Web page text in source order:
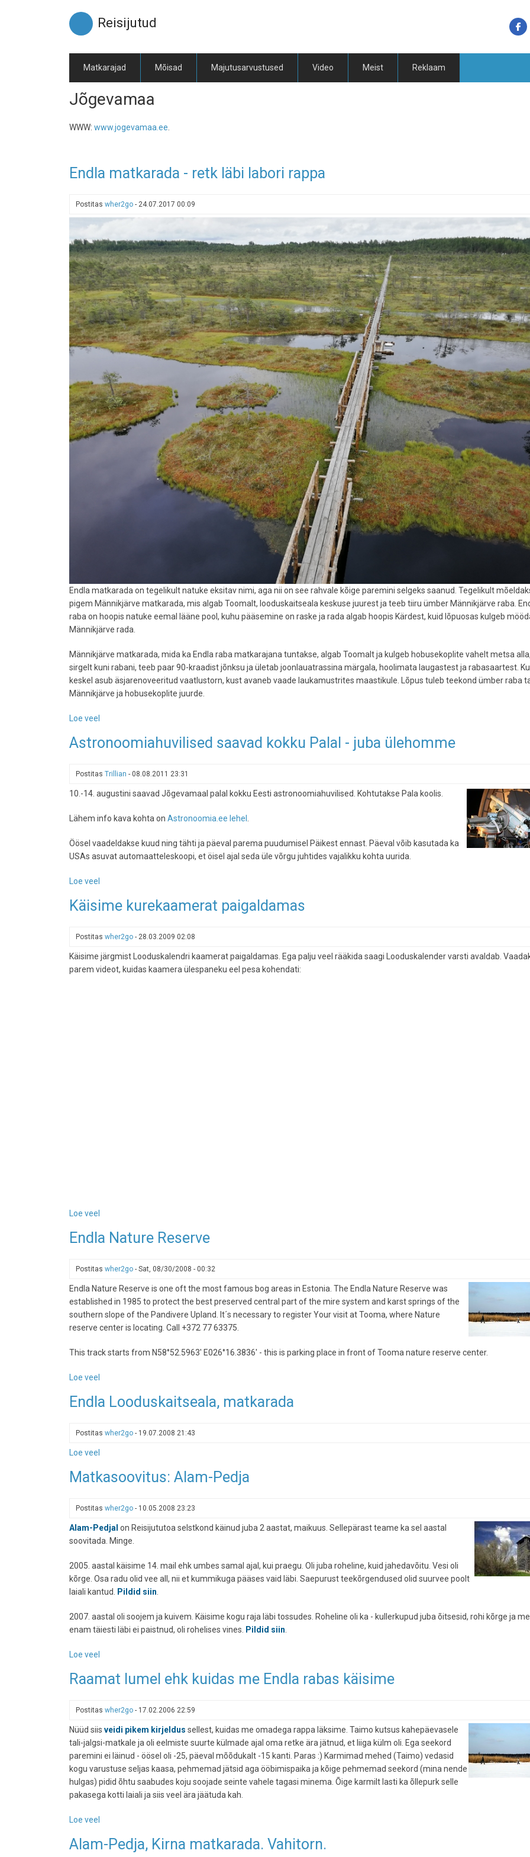
Reisijutud
Matkarajad Mõisad Majutusarvustused Video Meist Reklaam
Jõgevamaa
WWW: www.jogevamaa.ee
Endla matkarada - retk läbi labori rappa
Postitas wher2go - 24.07.2017 00:09
Endla matkarada on tegelikult natuke eksitav nimi, aga nii on see rahvale kõige paremini selgeks saanud. Tegelikult
pigem Männikjärve matkarada, mis algab Toomalt, looduskaitseala keskuse juurest ja teeb tiiru ümber Männikjärve raba.
raba on hoopis natuke eemal lääne pool, kuhu pääsemine on raske ja rada algab hoopis Kärdest, kuid lõpuosas kulgeb
Männikjärve rada.
Männikjärve matkarada, mida ka Endla raba matkarajana tuntakse, algab Toomalt ja kulgeb hobusekoplite vahelt metsa
sirgelt kuni rabani, teeb paar 90-kraadist jõnksu ja ületab joonlauatrassina märgala, hoolimata laugastest ja rabasaartest.
keskel asub äsjarenoveeritud vaatlustorn, kust avaneb vaade laukamustrites maastikule. Lõpus tuleb teekond ümber raba
Männikjärve ja hobusekoplite juurde.
Loe veel
matkarada
retk
labori
Astronoomiahuvilised saavad kokku Palal - juba ülehomme
Postitas Trillian - 08.08.2011 23:31
10.-14. augustini saavad Jõgevamaal palal kokku Eesti astronoomiahuvilised. Kohtutakse Pala koolis.
Lähem info kava kohta on Astronoomia.ee lehel
Öösel vaadeldakse kuud ning tähti ja päeval parema puudumisel Päikest ennast. Päeval võib kasutada ka
USAs asuvat automaatteleskoopi, et öisel ajal seda üle võrgu juhtides vajalikku kohta uurida.
Loe veel
saavad
Palal
juba
ülehomme
Käisime kurekaamerat paigaldamas
Postitas wher2go - 28.03.2009 02:08
Käisime järgmist Looduskalendri kaamerat paigaldamas. Ega palju veel rääkida saagi Looduskalender varsti avaldab.
parem videot, kuidas kaamera ülespaneku eel pesa kohendati:
Loe veel
kurekaamerat
Endla Nature Reserve
Postitas wher2go - Sat, 08/30/2008 - 00:32
Endla Nature Reserve is one oft the most famous bog areas in Estonia. The Endla Nature Reserve was
established in 1985 to protect the best preserved central part of the mire system and karst springs of the
southern slope of the Pandivere Upland. It´s necessary to register Your visit at Tooma, where Nature
reserve center is locating. Call +372 77 63375.
This track starts from N58°52.5963' E026°16.3836' - this is parking place in front of Tooma nature reserve center.
Loe veel
Nature
Endla Looduskaitseala, matkarada
Postitas wher2go - 19.07.2008 21:43
Loe veel
Looduskaitseala,
Matkasoovitus: Alam-Pedja
Postitas wher2go - 10.05.2008 23:23
Alam-Pedjal on Reisijututoa selstkond käinud juba 2 aastat, maikuus. Sellepärast teame ka sel aastal
soovitada. Minge.
2005. aastal käisime 14. mail ehk umbes samal ajal, kui praegu. Oli juba roheline, kuid jahedavõitu. Vesi oli
kõrge. Osa radu olid vee all, nii et kummikuga pääses vaid läbi. Saepurust teekõrgendused olid suurvee poolt
laiali kantud.
Pildid siin
2007. aastal oli soojem ja kuivem. Käisime kogu raja läbi tossudes. Roheline oli ka - kullerkupud juba õitsesid, rohi kõrge ja
enam täiesti läbi ei paistnud, oli rohelises vines.
Pildid siin
Loe veel
Alam-
Raamat lumel ehk kuidas me Endla rabas käisime
Postitas wher2go - 17.02.2006 22:59
Nüüd siis veidi pikem kirjeldus sellest, kuidas me omadega rappa läksime. Taimo kutsus kahepäevasele
tali-jalgsi-matkale ja oli eelmiste suurte külmade ajal oma retke ära jätnud, et liiga külm oli. Ega seekord
paremini ei läinud - öösel oli -25, päeval mõõdukalt -15 kanti. Paras :) Karmimad mehed (Taimo) vedasid
kogu varustuse seljas kaasa, pehmemad jätsid aga ööbimispaika ja kõige pehmemad seekord (mina nende
hulgas) pidid õhtu saabudes koju soojade seinte vahele tagasi minema. Õige karmilt lasti ka õllepurk selle
pakasega kotti laiali ja siis veel ära jäätuda kah.
Loe veel
lumel
Alam-Pedja, Kirna matkarada. Vahitorn.